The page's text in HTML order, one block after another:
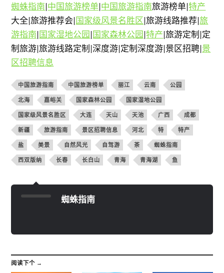
蜘蛛指南|中国旅游榜单|中国旅游指南旅游榜单|特产
大全|旅游推荐会|国家级风景名胜区|旅游线路推荐|旅
游指南|国家湿地公园|国家森林公园|特产|旅游定制|定
制旅游|旅游线路定制|深度游|定制深度游|景区招聘|景
区招聘信息
中国旅游指南 中国旅游榜单 丽江 云南 公园
北海 嘉峪关 国家森林公园 国家湿地公园
国家级风景名胜区 大连 天山 天池 广西 成都
新疆 旅游指南 景区招聘信息 河北 特 特产
盐 美景 自然风光 自驾游 茶 蜘蛛指南
西双版纳 长春 长白山 青海 青海湖 鱼
蜘蛛指南
阅读下个 →